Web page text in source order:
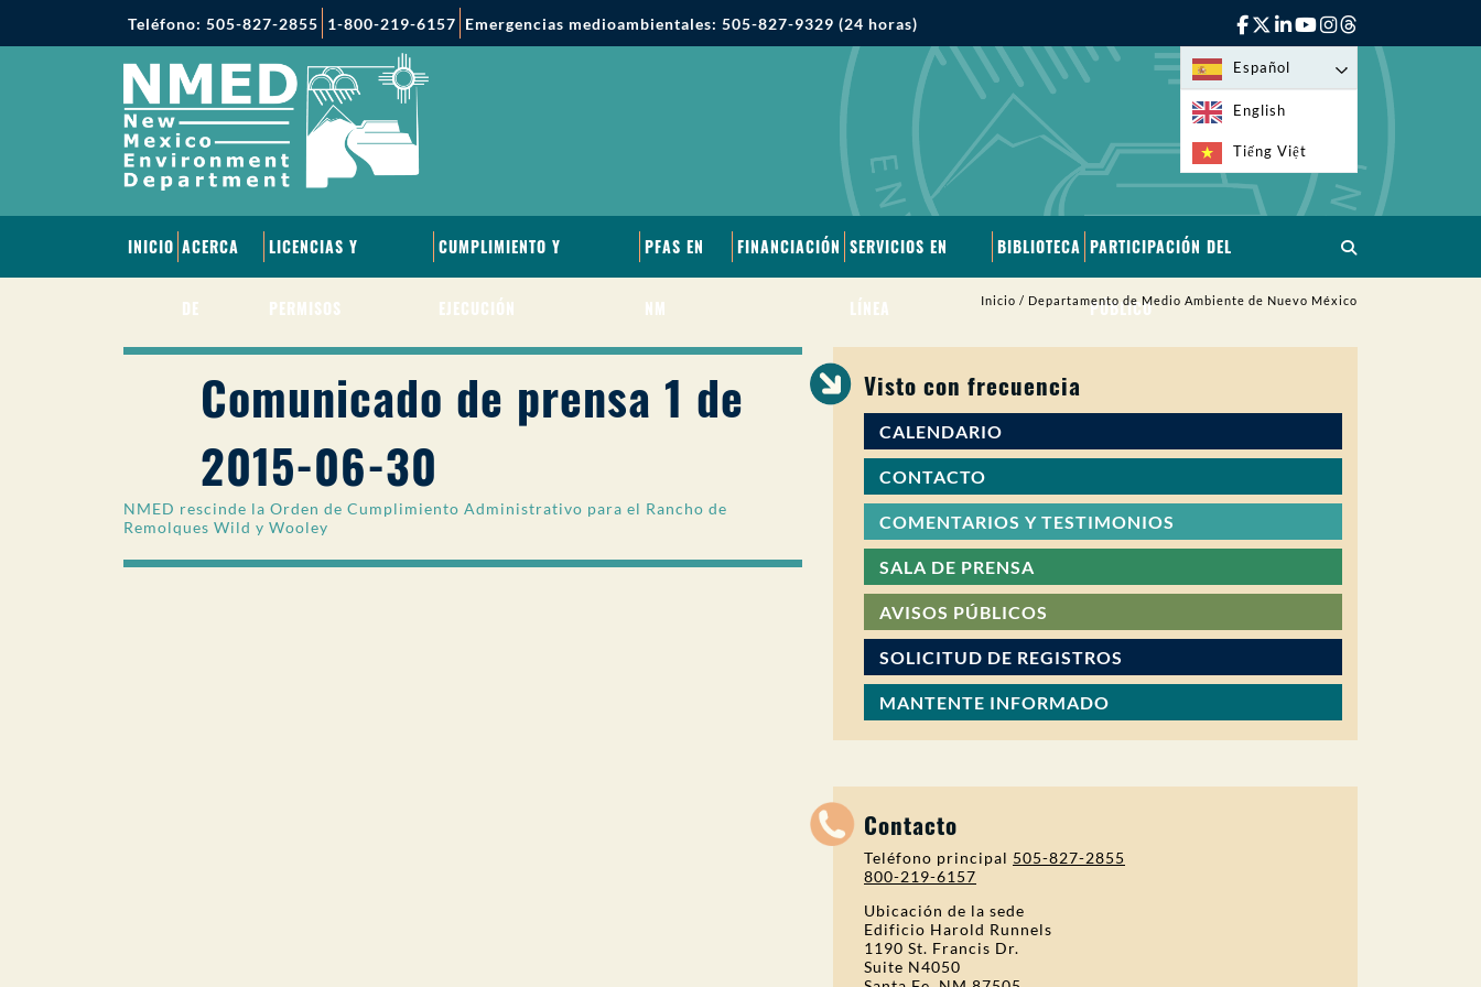
Teléfono: 505-827-2855 1-800-219-6157 Emergencias medioambientales: 505-827-9329 (24 horas)
Español
English
Tiếng Việt
INICIO ACERCA
DE
LICENCIAS Y
PERMISOS
CUMPLIMIENTO Y
EJECUCIÓN
PFAS EN
NM
FINANCIACIÓN SERVICIOS EN
LÍNEA
BIBLIOTECA PARTICIPACIÓN DEL
PÚBLICO
Inicio / Departamento de Medio Ambiente de Nuevo México
Comunicado de prensa 1 de
2015-06-30
NMED rescinde la Orden de Cumplimiento Administrativo para el Rancho de
Remolques Wild y Wooley
Visto con frecuencia
CALENDARIO
CONTACTO
COMENTARIOS Y TESTIMONIOS
SALA DE PRENSA
AVISOS PÚBLICOS
SOLICITUD DE REGISTROS
MANTENTE INFORMADO
Contacto
Teléfono principal 505-827-2855
800-219-6157
Ubicación de la sede
Edificio Harold Runnels
1190 St. Francis Dr.
Suite N4050